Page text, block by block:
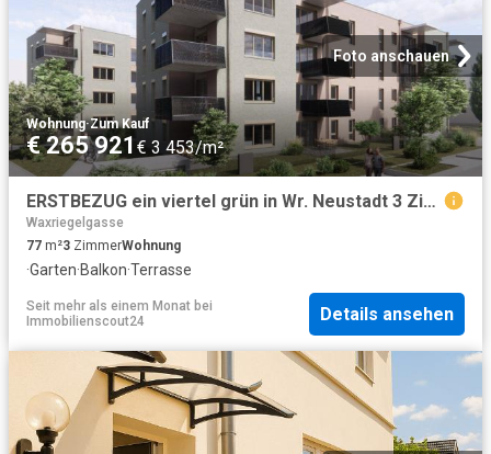
Foto anschauen
Wohnung·Zum Kauf
€ 265 921 € 3 453/m²
ERSTBEZUG ein viertel grün in Wr. Neustadt 3 Zimmerwohnung mit Balkon inkl. TG
Waxriegelgasse
77 m²3 ZimmerWohnung
·Garten·Balkon·Terrasse
Seit mehr als einem Monat bei
Immobilienscout24
Details ansehen